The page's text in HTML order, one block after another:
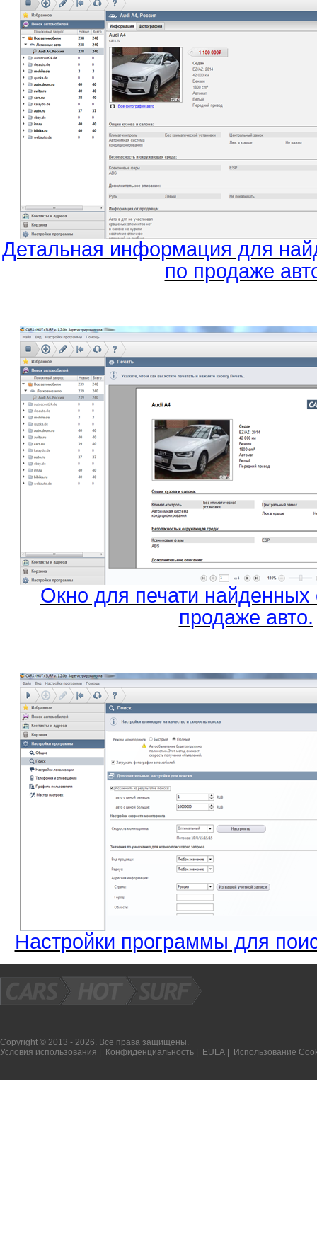
Детальная информация для
по продаже
Окно для печати
продаже авто.
Настройки программы для
Copyright © 2013 - 2026. Все права защищены.
Условия использования
Конфиденциальность EULA Использование